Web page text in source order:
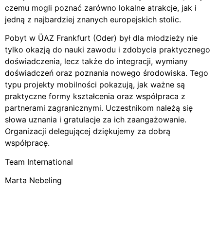
czemu mogli poznać zarówno lokalne atrakcje, jak i
jedną z najbardziej znanych europejskich stolic.
Pobyt w ÜAZ Frankfurt (Oder) był dla młodzieży nie
tylko okazją do nauki zawodu i zdobycia praktycznego
doświadczenia, lecz także do integracji, wymiany
doświadczeń oraz poznania nowego środowiska. Tego
typu projekty mobilności pokazują, jak ważne są
praktyczne formy kształcenia oraz współpraca z
partnerami zagranicznymi. Uczestnikom należą się
słowa uznania i gratulacje za ich zaangażowanie.
Organizacji delegującej dziękujemy za dobrą
współpracę.
Team International
Marta Nebeling